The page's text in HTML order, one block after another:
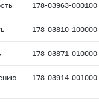
178-03963-000100
178-03810-100000
178-03871-010000
178-03914-001000